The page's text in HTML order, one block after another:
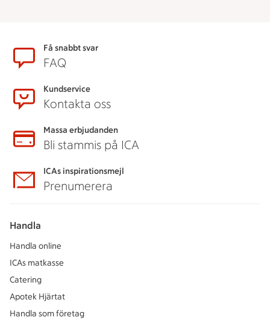
SidfotFå snabbt svar
FAQ
Kundservice
Kontakta oss
Massa erbjudanden
Bli stammis på ICA
ICAs inspirationsmejl
Prenumerera
Handla
Handla online
ICAs matkasse
Catering
Apotek Hjärtat
Handla som företag